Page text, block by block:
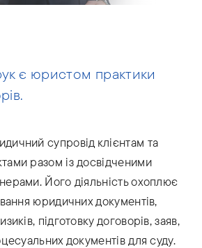
є юристом практики
супровід клієнтам та
разом із досвідченими
Його діяльність охоплює
юридичних документів,
підготовку договорів, заяв,
документів для суду.